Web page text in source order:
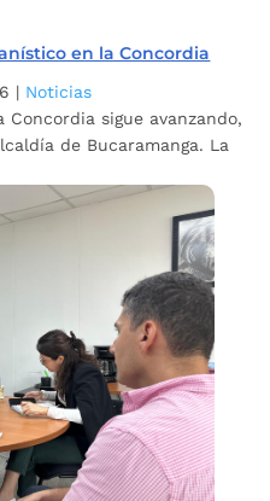
en la Concordia
| Noticias
sigue avanzando,
de Bucaramanga. La